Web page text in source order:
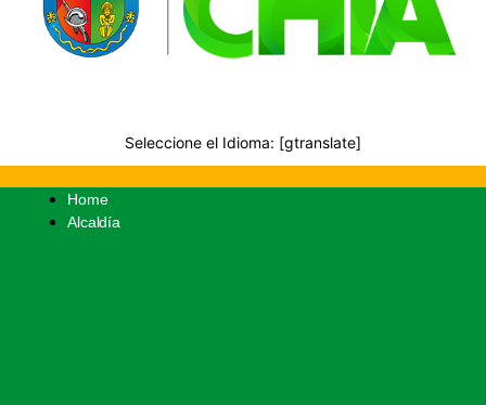
Seleccione el Idioma: [gtranslate]
Home
Alcaldía